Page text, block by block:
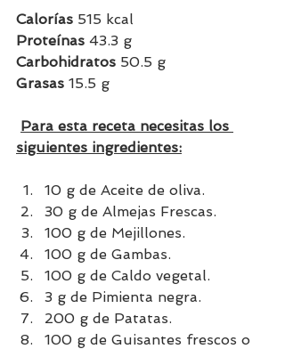
Calorías 515 kcal
Proteínas 43.3 g
Carbohidratos 50.5 g
Grasas 15.5 g
Para esta receta necesitas los
siguientes ingredientes:
10 g de Aceite de oliva.
30 g de Almejas Frescas.
100 g de Mejillones.
100 g de Gambas.
100 g de Caldo vegetal.
3 g de Pimienta negra.
200 g de Patatas.
100 g de Guisantes frescos o